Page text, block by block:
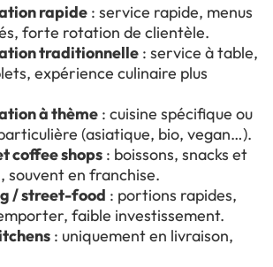
rapide: service rapide, menus
forte rotation de clientèle.
traditionnelle: service à table,
expérience culinaire plus
à thème: cuisine spécifique ou
(asiatique, bio, vegan…).
coffee shops: boissons, snacks et
souvent en franchise.
/ street-food : portions rapides,
faible investissement.
: uniquement en livraison,